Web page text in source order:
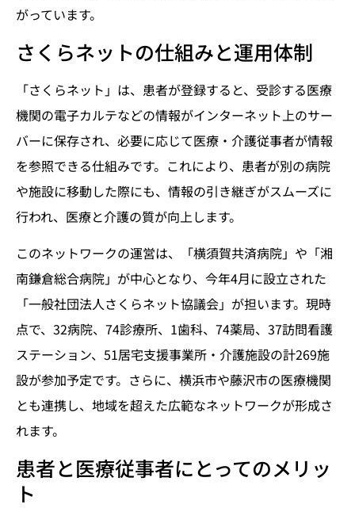
がっています。
さくらネットの仕組みと運用体制
「さくらネット」は、患者が登録すると、受診する医療
機関の電子カルテなどの情報がインターネット上のサー
バーに保存され、必要に応じて医療・介護従事者が情報
を参照できる仕組みです。これにより、患者が別の病院
や施設に移動した際にも、情報の引き継ぎがスムーズに
行われ、医療と介護の質が向上します。
このネットワークの運営は、「横須賀共済病院」や「湘
南鎌倉総合病院」が中心となり、今年4月に設立された
「一般社団法人さくらネット協議会」が担います。現時
点で、32病院、74診療所、1歯科、74薬局、37訪問看護
ステーション、51居宅支援事業所・介護施設の計269施
設が参加予定です。さらに、横浜市や藤沢市の医療機関
とも連携し、地域を超えた広範なネットワークが形成さ
れます。
患者と医療従事者にとってのメリッ
ト